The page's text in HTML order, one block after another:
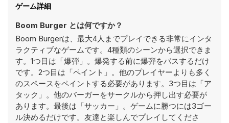
ゲーム詳細
Boom Burger とは何ですか？
Boom Burgerは、最大4人までプレイできる非常にインタ
ラクティブなゲームです。4種類のシーンから選択できま
す。1つ目は「爆弾」。爆発する前に爆弾をパスするだけ
です。2つ目は「ペイント」。他のプレイヤーよりも多く
のスペースをペイントする必要があります。3つ目は「ア
タック」。他のバーガーをサークルから押し出す必要が
あります。最後は「サッカー」。ゲームに勝つには3ゴー
ル決めるだけです。友達と楽しんでプレイしてくださ